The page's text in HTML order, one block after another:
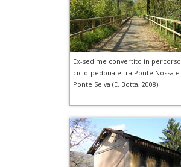
Ex-sedime convertito in percorso
ciclo-pedonale tra Ponte Nossa e
Ponte Selva (E. Botta, 2008)